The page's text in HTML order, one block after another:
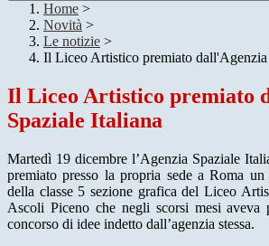
Home >
Novità >
Le notizie >
Il Liceo Artistico premiato dall'Agenzia
Il Liceo Artistico premiato
Spaziale Italiana
Martedì 19 dicembre l’Agenzia Spaziale
premiato presso la propria sede a Roma un
della classe 5 sezione grafica del Liceo
Ascoli Piceno che negli scorsi mesi aveva
concorso di idee indetto dall’agenzia stessa.